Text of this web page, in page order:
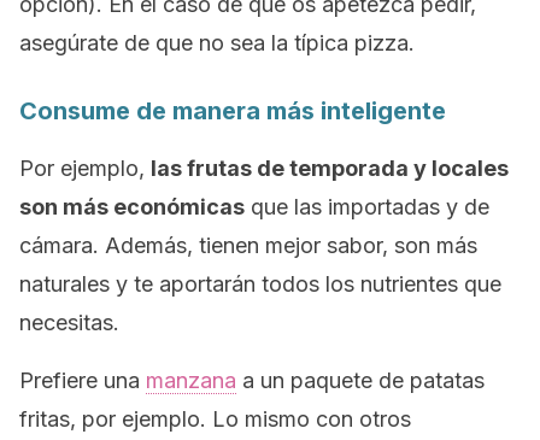
asegúrate de que no sea la típica pizza.
Consume de manera más inteligente
Por ejemplo, las frutas de temporada y locales
son más económicas que las importadas y de
cámara. Además, tienen mejor sabor, son más
naturales y te aportarán todos los nutrientes que
necesitas.
Prefiere una manzana a un paquete de patatas
fritas, por ejemplo. Lo mismo con otros